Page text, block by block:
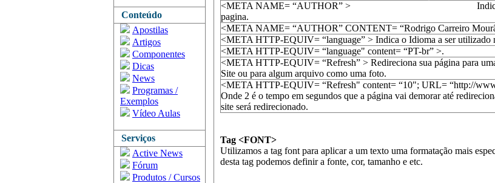
Conteúdo
Apostilas
Artigos
Componentes
Dicas
News
Programas /
Exemplos
Vídeo Aulas
Serviços
Active News
Fórum
Produtos / Cursos
<META NAME= “AUTHOR” > Indica qual é
pagina.
<META NAME= “AUTHOR” CONTENT= “Rodrigo Carreiro
<META HTTP-EQUIV= “language” > Indica o Idioma a ser utilizado
<META HTTP-EQUIV= “language" content= “PT-br” >.
<META HTTP-EQUIV= “Refresh” > Redireciona sua página para
Site ou para algum arquivo como uma foto.
<META HTTP-EQUIV= “Refresh" content= “10"; URL= “http://
Onde 2 é o tempo em segundos que a página vai demorar até
site será redirecionado.
Tag <FONT>
Utilizamos a tag font para aplicar a um texto uma formatação mais
desta tag podemos definir a fonte, cor, tamanho e etc.